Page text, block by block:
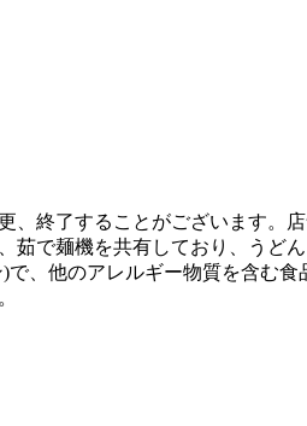
、終了することがございます。
茹で麺機を共有しており、うど
で、他のアレルギー物質を含む